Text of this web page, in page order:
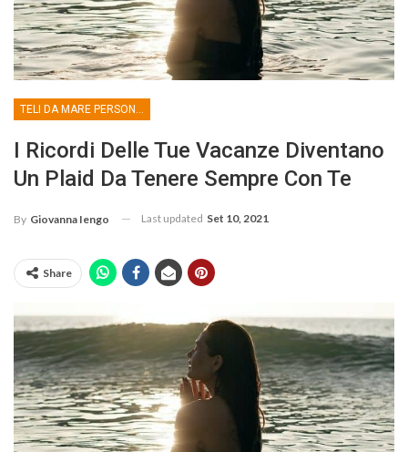
TELI DA MARE PERSONALIZZATI
I Ricordi Delle Tue Vacanze Diventano
Un Plaid Da Tenere Sempre Con Te
By Giovanna Iengo Last updated Set 10, 2021
Share